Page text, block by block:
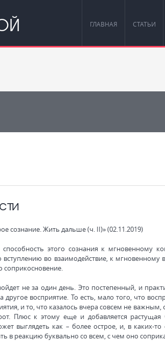
ГЛАВНАЯ СТАТЬИ
сознание. Жить дальше (ч. II)» (02.11.2019)
способность этого сознания к мгновенному
вступлению во взаимодействие, к мгновенному
соприкосновение.
не за один день. Это постепенный, и
восприятие. То есть, мало того, что
и то, что казалось вчера совсем не важным,
Плюс к этому еще и добавляется растущая
выглядеть как – более острое, и, в каких-то
в реакцию буквально со всем, с чем оно